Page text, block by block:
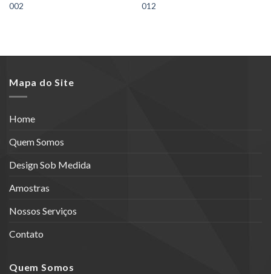
002 012
Mapa do Site
Home
Quem Somos
Design Sob Medida
Amostras
Nossos Serviços
Contato
Quem Somos